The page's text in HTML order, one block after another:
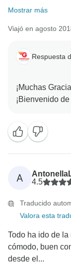
Mostrar más
Viajó en agosto
Respuesta
¡Muchas
A
4.5
Traducido
Valora esta
Todo ha ido de
cómodo, buen
desde el...